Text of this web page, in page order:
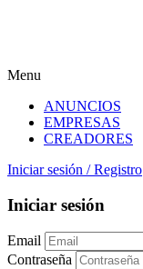
Menu
ANUNCIOS
EMPRESAS
CREADORES
Iniciar sesión / Registro
Iniciar sesión
Email
Contraseña